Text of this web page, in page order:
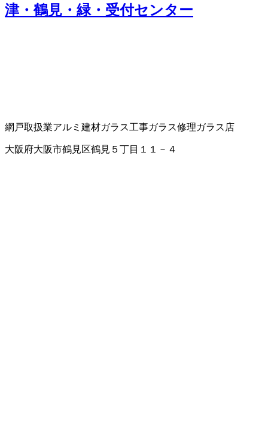
津・鶴見・緑・受付センター
網戸取扱業アルミ建材ガラス工事ガラス修理ガラス店
大阪府大阪市鶴見区鶴見５丁目１１－４